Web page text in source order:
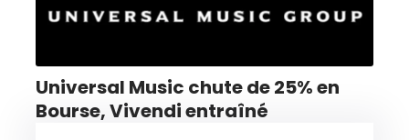
Universal Music chute de 25% en
Bourse, Vivendi entraîné